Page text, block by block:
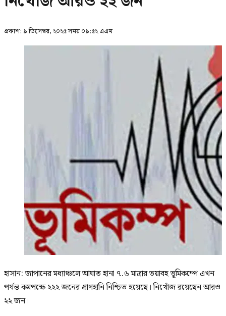
প্রকাশ: ৯ ডিসেম্বর, ২০২৫ সময় ০৯:৫২ এএম
হাসান: জাপানের মধ্যাঞ্চলে আঘাত হানা ৭.৬ মাত্রার ভয়াবহ ভূমিকম্পে এখন
পর্যন্ত কমপক্ষে ২২২ জনের প্রাণহানি নিশ্চিত হয়েছে। নিখোঁজ রয়েছেন আরও
২২ জন।